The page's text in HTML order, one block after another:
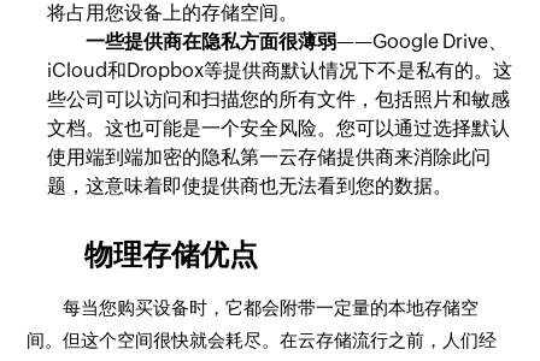
将占用您设备上的存储空间。
一些提供商在隐私方面很薄弱——Google Drive、
iCloud和Dropbox等提供商默认情况下不是私有的。这
些公司可以访问和扫描您的所有文件，包括照片和敏感
文档。这也可能是一个安全风险。您可以通过选择默认
使用端到端加密的隐私第一云存储提供商来消除此问
题，这意味着即使提供商也无法看到您的数据。
物理存储优点
每当您购买设备时，它都会附带一定量的本地存储空
间。但这个空间很快就会耗尽。在云存储流行之前，人们经